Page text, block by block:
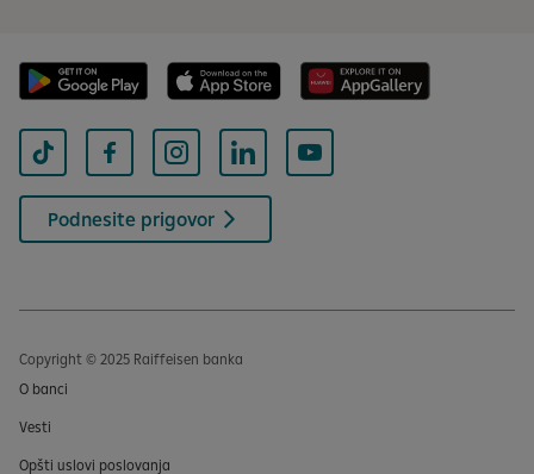
Podnesite prigovor
Copyright © 2025 Raiffeisen banka
O banci
Vesti
Opšti uslovi poslovanja